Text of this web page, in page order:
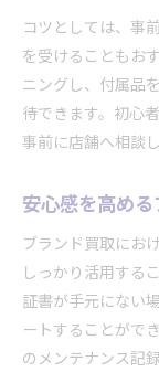
コツとしては、事
を受けることもお
ニングし、付属品
待できます。初心
事前に店舗へ相談
安心感を高め
ブランド買取にお
しっかり活用する
証書が手元にない
ートすることがで
のメンテナンス記